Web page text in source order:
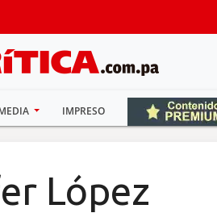
IMPRESO
López